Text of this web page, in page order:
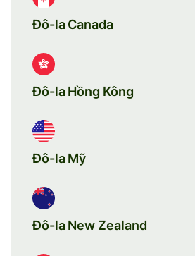
Đô-la Canada
Đô-la Hồng Kông
Đô-la Mỹ
Đô-la New Zealand